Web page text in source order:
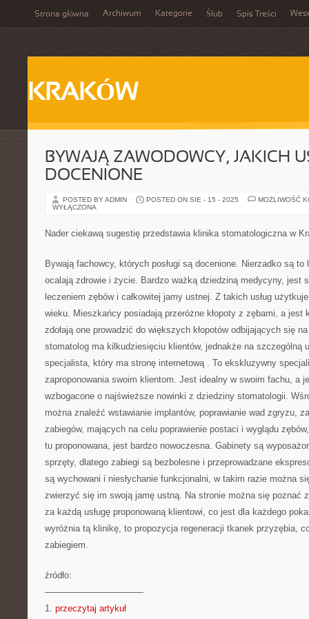
Strona główna Archiwum Kategorie Ślub Spis Treści
KRAKÓW
BYWAJĄ ZAWODOWCY, JAKICH
DOCENIONE
POSTED BY ADMIN POSTED ON SIE - 15 - 2025
MOŻLIWOŚĆ
WYŁĄCZONA
Nader ciekawą sugestię przedstawia klinika stomatologiczna w
Bywają fachowcy, których posługi są docenione. Nierzadko są
ocalają zdrowie i życie. Bardzo ważką dziedziną medycyny, jest
leczeniem zębów i całkowitej jamy ustnej. Z takich usług
wieku. Mieszkańcy posiadają przeróżne kłopoty z zębami, a jest
zdołają one prowadzić do większych kłopotów odbijających się
stomatolog ma kilkudziesięciu klientów, jednakże na szczególną
specjalista, który ma stronę internetową . To ekskluzywny
zaproponowania swoim klientom. Jest idealny w swoim fachu, a
wzbogacone o najświeższe nowinki z dziedziny stomatologii.
można znaleźć wstawianie implantów, poprawianie wad zgryzu,
zabiegów, mających na celu poprawienie postaci i wyglądu
tu proponowana, jest bardzo nowoczesna. Gabinety są
sprzęty, dlatego zabiegi są bezbolesne i przeprowadzane
są wychowani i niesłychanie funkcjonalni, w takim razie można
zwierzyć się im swoją jamę ustną. Na stronie można się poznać
za każdą usługę proponowaną klientowi, co jest dla każdego
wyróżnia tą klinikę, to propozycja regeneracji tkanek przyzębia,
zabiegiem.
źródło:
———————————
1. przeczytaj artykuł